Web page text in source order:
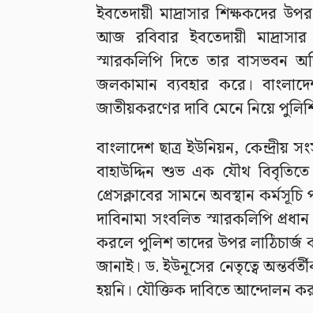
ইবতেদায়ী মাদ্রাসার শিক্ষকদের
আজ রবিবার ইবতেদায়ী
স্মারকলিপি দিতে তার বাসভবন
জলকামান ব্যবহার করে।
জাতীয়করণের দাবি মেনে নিয়ে
বাংলাদেশ ছাত্র ইউনিয়ন, কেন্দ্রীয়
বাহাউদ্দিন শুভ এক যৌথ
প্রেসক্লাবের সামনে অবস্থান
দাবিনামা সংবলিত স্মারকলিপি
করলে পুলিশ তাদের উপর লাঠিচার্জ
জানাই। ড. ইউনূসের নেতৃত্বে
হয়নি। যৌক্তিক দাবিতে আন্দোলন